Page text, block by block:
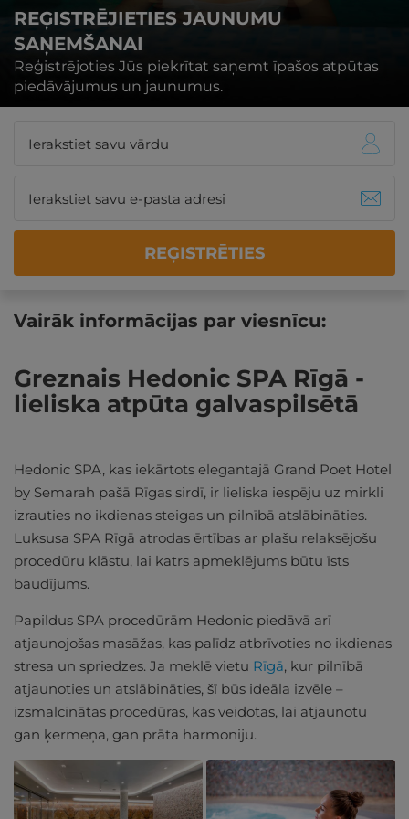
REĢISTRĒJIETIES JAUNUMU
SAŅEMŠANAI
Reģistrējoties Jūs piekrītat saņemt īpašos atpūtas
piedāvājumus un jaunumus.
REĢISTRĒTIES
Vairāk informācijas par viesnīcu:
Greznais Hedonic SPA Rīgā -
lieliska atpūta galvaspilsētā
Hedonic SPA, kas iekārtots elegantajā Grand Poet Hotel
by Semarah pašā Rīgas sirdī, ir lieliska iespēju uz mirkli
izrauties no ikdienas steigas un pilnībā atslābināties.
Luksusa SPA Rīgā atrodas ērtības ar plašu relaksējošu
procedūru klāstu, lai katrs apmeklējums būtu īsts
baudījums.
Papildus SPA procedūrām Hedonic piedāvā arī
atjaunojošas masāžas, kas palīdz atbrīvoties no ikdienas
stresa un spriedzes. Ja meklē vietu Rīgā, kur pilnībā
atjaunoties un atslābināties, šī būs ideāla izvēle –
izsmalcinātas procedūras, kas veidotas, lai atjaunotu
gan ķermeņa, gan prāta harmoniju.